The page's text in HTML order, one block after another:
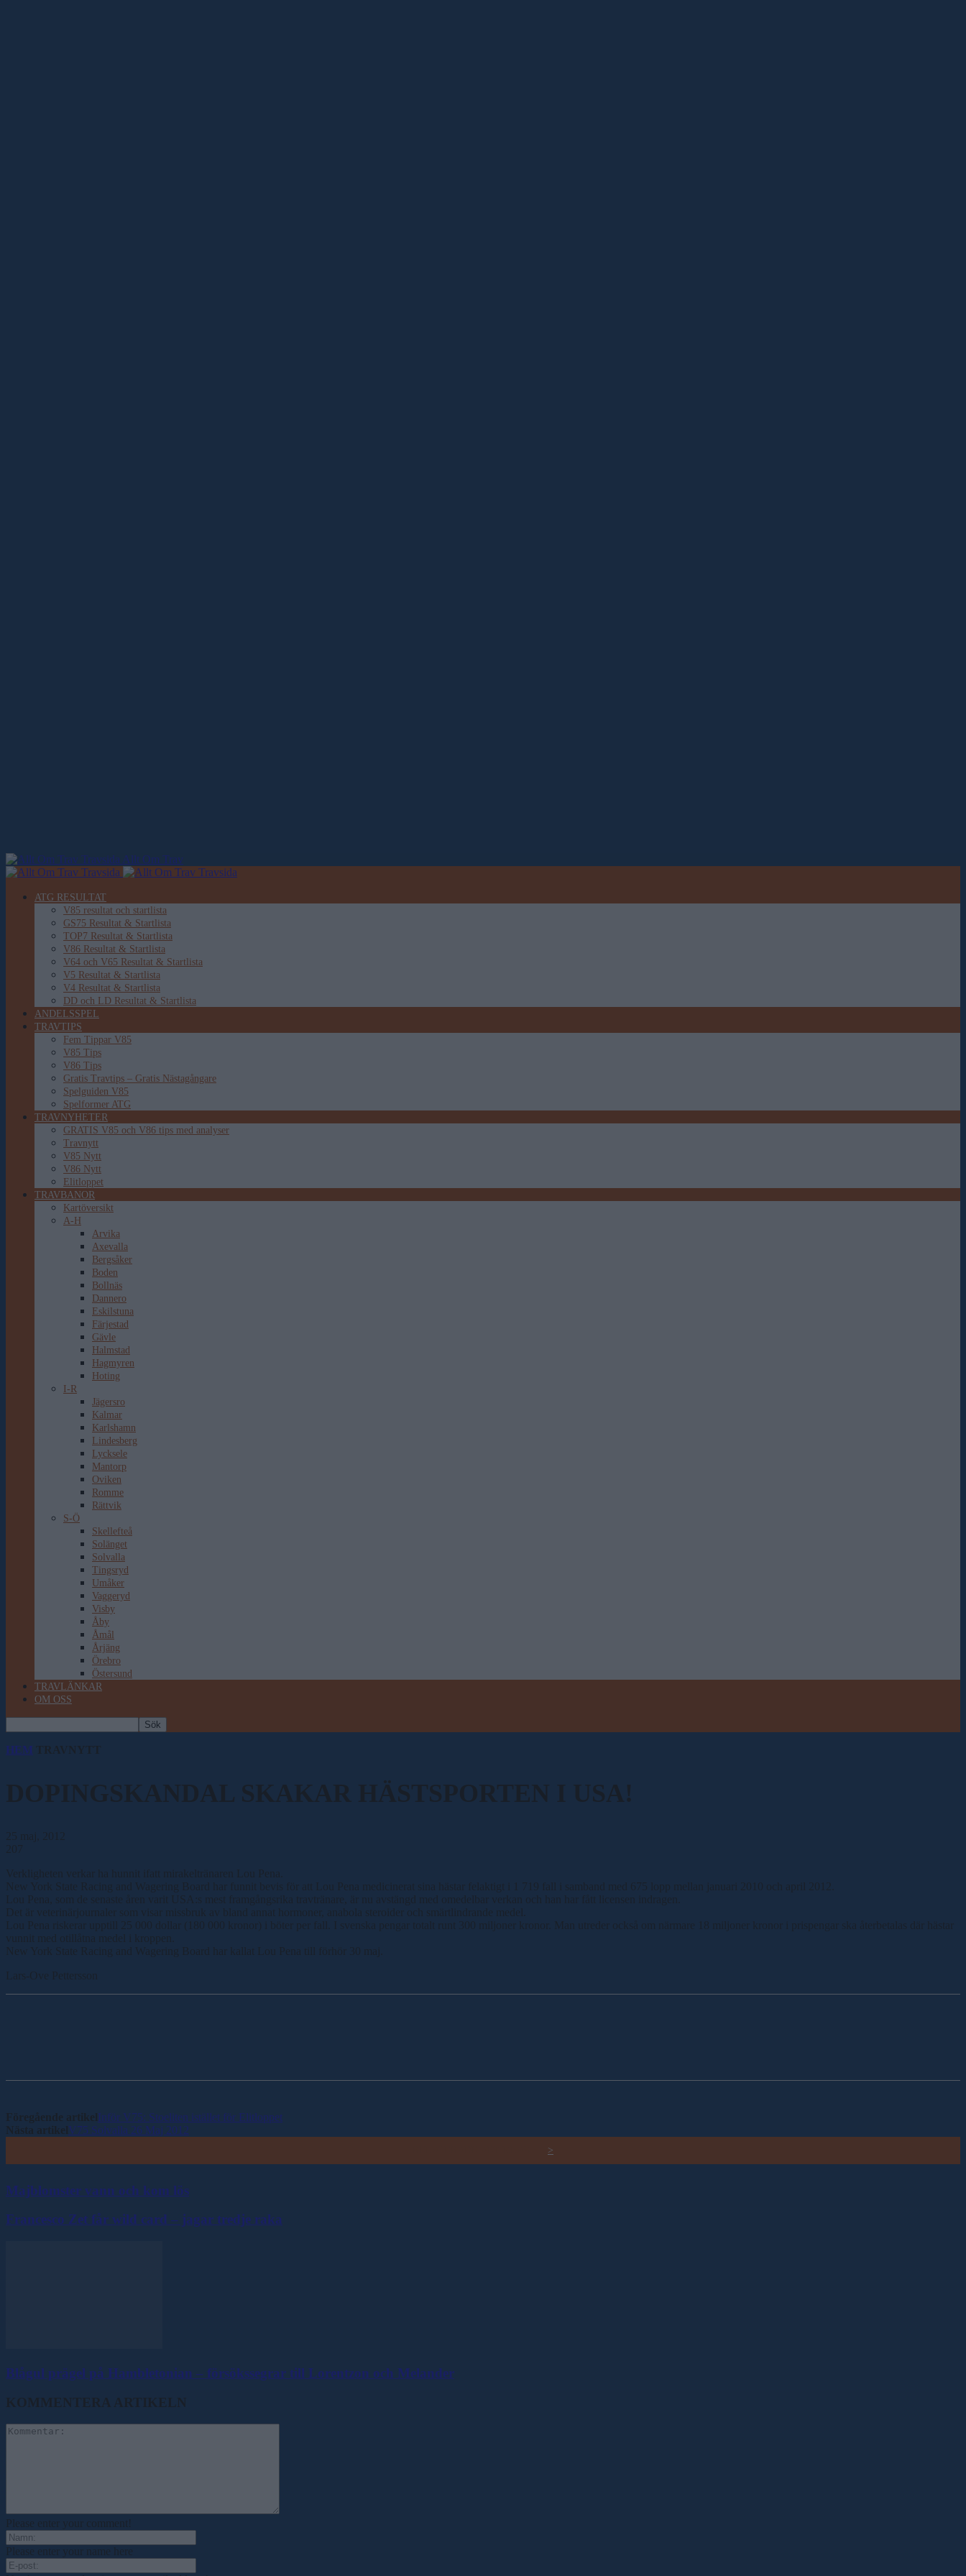
Allt Om Trav
ATG RESULTAT
V85 resultat och startlista
GS75 Resultat & Startlista
TOP7 Resultat & Startlista
V86 Resultat & Startlista
V64 och V65 Resultat & Startlista
V5 Resultat & Startlista
V4 Resultat & Startlista
DD och LD Resultat & Startlista
ANDELSSPEL
TRAVTIPS
Fem Tippar V85
V85 Tips
V86 Tips
Gratis Travtips – Gratis Nästagångare
Spelguiden V85
Spelformer ATG
TRAVNYHETER
GRATIS V85 och V86 tips med analyser
Travnytt
V85 Nytt
V86 Nytt
Elitloppet
TRAVBANOR
Kartöversikt
A-H
Arvika
Axevalla
Bergsåker
Boden
Bollnäs
Dannero
Eskilstuna
Färjestad
Gävle
Halmstad
Hagmyren
Hoting
I-R
Jägersro
Kalmar
Karlshamn
Lindesberg
Lycksele
Mantorp
Oviken
Romme
Rättvik
S-Ö
Skellefteå
Solänget
Solvalla
Tingsryd
Umåker
Vaggeryd
Visby
Åby
Åmål
Årjäng
Örebro
Östersund
TRAVLÄNKAR
OM OSS
HEM TRAVNYTT
DOPINGSKANDAL SKAKAR HÄSTSPORTEN I USA!
25 maj, 2012
207
Verkligheten verkar ha hunnit ifatt mirakeltränaren Lou Pena.
New York State Racing and Wagering Board har funnit bevis för att Lou Pena medicinerat sina hästar felaktigt i 1 719 fall i samband med 675 lopp mellan januari 2010 och april 2012.
Lou Pena, som de senaste åren varit USA:s mest framgångsrika travtränare, är nu avstängd med omedelbar verkan och han har fått licensen indragen.
Det är veterinärjournaler som visar missbruk av bland annat hormoner, anabola steroider och smärtlindrande medel.
Lou Pena riskerar upptill 25 000 dollar (180 000 kronor) i böter per fall. I svenska pengar totalt runt 300 miljoner kronor. Man utreder också om närmare 18 miljoner kronor i prispengar ska återbetalas där hästar
vunnit med otillåtna medel i kroppen.
New York State Racing and Wagering Board har kallat Lou Pena till förhör 30 maj.
Lars-Ove Pettersson
Föregående artikelInför V75: Stoeliten istället för Elitloppet
Nästa artikelV75 Solvalla 26 Maj 2012
>
Majblomster vann och kom lös
Francesco Zet får wild card – jagar tredje raka
Blågul prägel på Hambletonian – försökssegrar till Lorentzon och Melander
KOMMENTERA ARTIKELN
Please enter your comment!
Please enter your name here